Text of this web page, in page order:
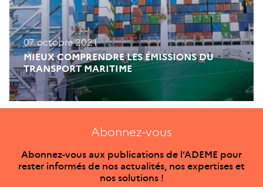
MIEUX COMPRENDRE LES ÉMISSIONS DU
TRANSPORT MARITIME
07 octobre 2021
Abonnez-vous
Abonnez-vous aux publications de l’ADEME pour
rester informés de nos actualités, nos expertises et
nos solutions !